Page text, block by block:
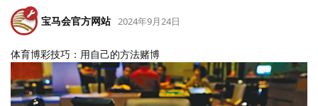
宝马会官方网站 2024年9月24日
体育博彩技巧：用自己的方法赌博